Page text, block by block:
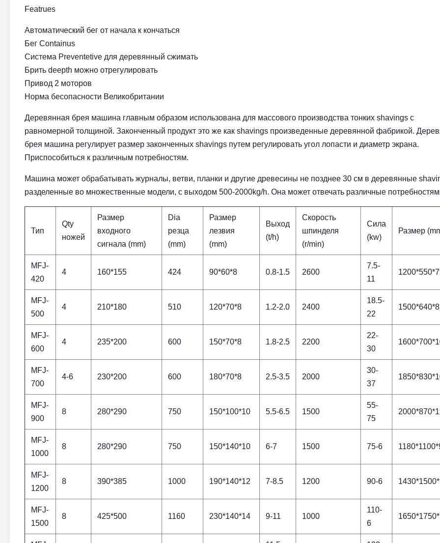
Featrues
Автоматический бег от начала к кончаться
Бег Containus
Система Preventetive для деревянный сжимать
Брить deepth можно отрегулировать
Привод 2 моторов
Норма бесопасности Великобритании
Деревянная брея машина главным образом использована для массового производства тонких shavings с
равномерной толщиной. Законченный продукт это же как shavings произведенные деревянной фабрикой.
брея машина регулирует размер законченных shavings путем регулировать угол лопасти и диаметр экрана.
Приспособиться к различным потребностям.
Машина может обрабатывать журналы, ветви, планки и другие древесины не позднее 30 см в деревянные
разделенные во множественные модели, с выходом 500-2000kg/h. Она может отвечать различные
Тип
Qty
ножей
Размер
входного
сигнала (mm)
Dia
резца
(mm)
Размер
лезвия
(mm)
Выход
(t/h)
Скорость
шпинделя
(r/min)
Сила
(kw)
Размер
MFJ-
420
4 160*155 424 90*60*8 0.8-1.5 2600
7.5-
11
MFJ-
500
4 210*180 510 120*70*8 1.2-2.0 2400
18.5-
22
MFJ-
600
4 235*200 600 150*70*8 1.8-2.5 2200
22-
30
MFJ-
700
4-6 230*200 600 180*70*8 2.5-3.5 2000
30-
37
MFJ-
900
8 280*290 750 150*100*10 5.5-6.5 1500
55-
75
MFJ-
1000
8 280*290 750 150*140*10 6-7 1500 75-6
MFJ-
1200
8 390*385 1000 190*140*12 7-8.5 1200 90-6
MFJ-
1500
8 425*500 1160 230*140*14 9-11 1000
110-
6